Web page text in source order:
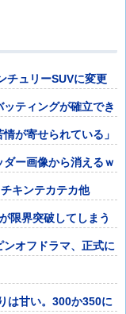
チュリーSUVに変更
ティングが確立でき
が寄せられている」
ダー画像から消えるｗ
キンテカテカ他
限界突破してしまう
オフドラマ、正式に
は甘い。300か350に